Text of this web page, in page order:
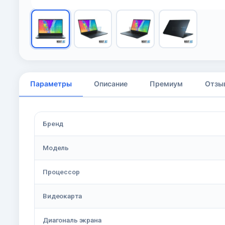
Параметры Описание Премиум
Бренд
Модель
Процессор
Видеокарта
Диагональ экрана